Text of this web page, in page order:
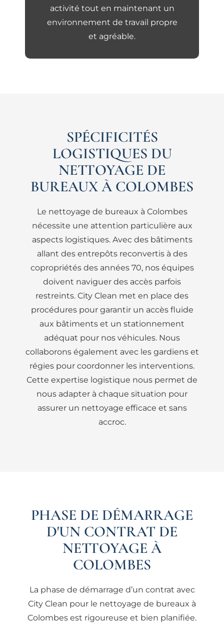
activité tout en maintenant un
environnement de travail propre
et agréable.
SPÉCIFICITÉS
LOGISTIQUES DU
NETTOYAGE DE
BUREAUX À COLOMBES
Le nettoyage de bureaux à Colombes
nécessite une attention particulière aux
aspects logistiques. Avec des bâtiments
allant des entrepôts reconvertis à des
copropriétés des années 70, nos équipes
doivent naviguer des accès parfois
restreints. City Clean met en place des
procédures pour garantir un accès fluide
aux bâtiments et un stationnement
adéquat pour nos véhicules. Nous
collaborons également avec les gardiens et
régies pour coordonner les interventions.
Cette expertise logistique nous permet de
nous adapter à chaque situation pour
assurer un nettoyage efficace et sans
accroc.
PHASE DE DÉMARRAGE
D'UN CONTRAT DE
NETTOYAGE À
COLOMBES
La phase de démarrage d’un contrat avec
City Clean pour le nettoyage de bureaux à
Colombes est rigoureuse et bien planifiée.